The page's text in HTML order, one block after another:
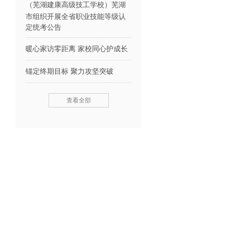
（芜湖建康高级技工学校）芜湖
市组织开展全省职业技能等级认
定统考公告
暖心家访零距离 家校同心护成长
锚定终期目标 聚力攻坚突破
查看全部